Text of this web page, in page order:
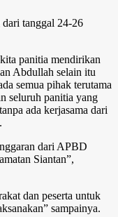
tanggal 24-26
panitia mendirikan
Abdullah selain itu
semua pihak terutama
seluruh panitia yang
ada kerjasama dari
dari APBD
Siantan”,
dan peserta untuk
sampainya.